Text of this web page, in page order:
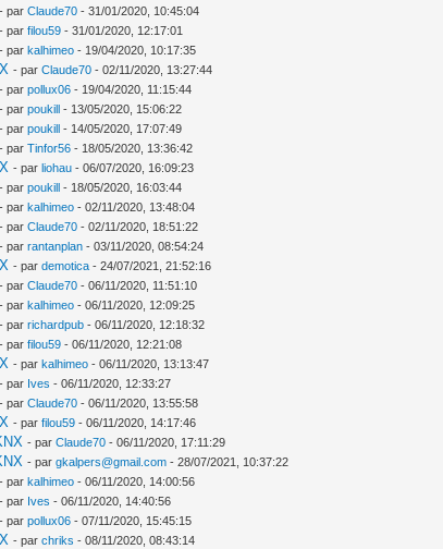
- parClaude70 - 31/01/2020, 10:45:04
- parfilou59 - 31/01/2020, 12:17:01
- parkalhimeo - 19/04/2020, 10:17:35
- parClaude70 - 02/11/2020, 13:27:44
- parpollux06 - 19/04/2020, 11:15:44
- parpoukill - 13/05/2020, 15:06:22
- parpoukill - 14/05/2020, 17:07:49
- parTinfor56 - 18/05/2020, 13:36:42
- parliohau - 06/07/2020, 16:09:23
- parpoukill - 18/05/2020, 16:03:44
- parkalhimeo - 02/11/2020, 13:48:04
- parClaude70 - 02/11/2020, 18:51:22
- parrantanplan - 03/11/2020, 08:54:24
- pardemotica - 24/07/2021, 21:52:16
- parClaude70 - 06/11/2020, 11:51:10
- parkalhimeo - 06/11/2020, 12:09:25
- parrichardpub - 06/11/2020, 12:18:32
- parfilou59 - 06/11/2020, 12:21:08
- parkalhimeo - 06/11/2020, 13:13:47
- par Ives - 06/11/2020, 12:33:27
- parClaude70 - 06/11/2020, 13:55:58
- parfilou59 - 06/11/2020, 14:17:46
- parClaude70 - 06/11/2020, 17:11:29
- pargkalpers@gmail.com - 28/07/2021, 10:37:22
- parkalhimeo - 06/11/2020, 14:00:56
- par Ives - 06/11/2020, 14:40:56
- parpollux06 - 07/11/2020, 15:45:15
- parchriks - 08/11/2020, 08:43:14